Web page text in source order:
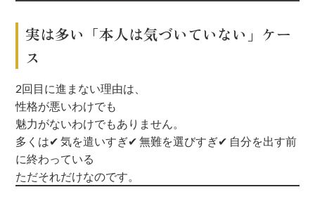
実は多い「本人は気づいていない」ケー
ス
2回目に進まない理由は、
性格が悪いわけでも
魅力がないわけでもありません。
多くは✔ 気を遣いすぎ✔ 無難を選びすぎ✔ 自分を出す前
に終わっている
ただそれだけなのです。